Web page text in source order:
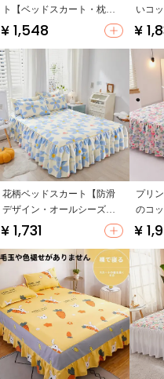
ト【ベッドスカート・枕カ
バー・マットレスカバー】
¥ 1,548
いコ
【ブ
塵】
¥
花柄ベッドスカート【防滑
デザイン・オールシーズン
対応・フリル付き】（セッ
¥ 1,731
プリ
のコ
【防
¥